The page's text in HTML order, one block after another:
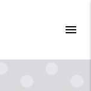
menu